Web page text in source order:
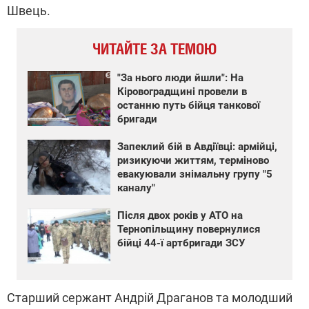
Швець.
ЧИТАЙТЕ ЗА ТЕМОЮ
"За нього люди йшли": На
Кіровоградщині провели в
останню путь бійця танкової
бригади
Запеклий бій в Авдіївці: армійці,
ризикуючи життям, терміново
евакуювали знімальну групу "5
каналу"
Після двох років у АТО на
Тернопільщину повернулися
бійці 44-ї артбригади ЗСУ
Старший сержант Андрій Драганов та молодший